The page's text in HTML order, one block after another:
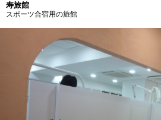
寿旅館
スポーツ合宿用の旅館